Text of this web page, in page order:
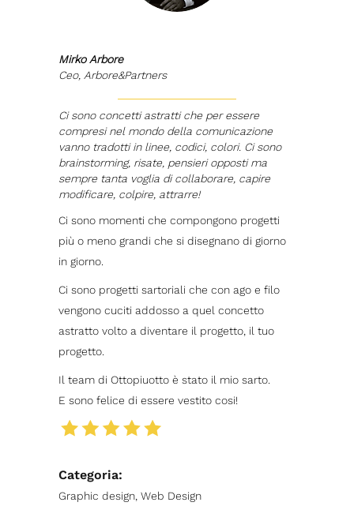
Mirko Arbore
Ceo, Arbore&Partners
Ci sono concetti astratti che per essere
compresi nel mondo della comunicazione
vanno tradotti in linee, codici, colori. Ci sono
brainstorming, risate, pensieri opposti ma
sempre tanta voglia di collaborare, capire
modificare, colpire, attrarre!
Ci sono momenti che compongono progetti
più o meno grandi che si disegnano di giorno
in giorno.
Ci sono progetti sartoriali che con ago e filo
vengono cuciti addosso a quel concetto
astratto volto a diventare il progetto, il tuo
progetto.
Il team di Ottopiuotto è stato il mio sarto.
E sono felice di essere vestito cosi!
Categoria:
Graphic design, Web Design